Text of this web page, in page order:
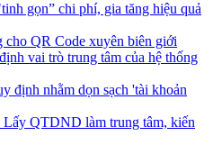
gọn” chi phí, gia tăng hiệu quả
QR Code xuyên biên giới
vai trò trung tâm của hệ thống
định nhằm dọn sạch 'tài khoản
Lấy QTDND làm trung tâm, kiến